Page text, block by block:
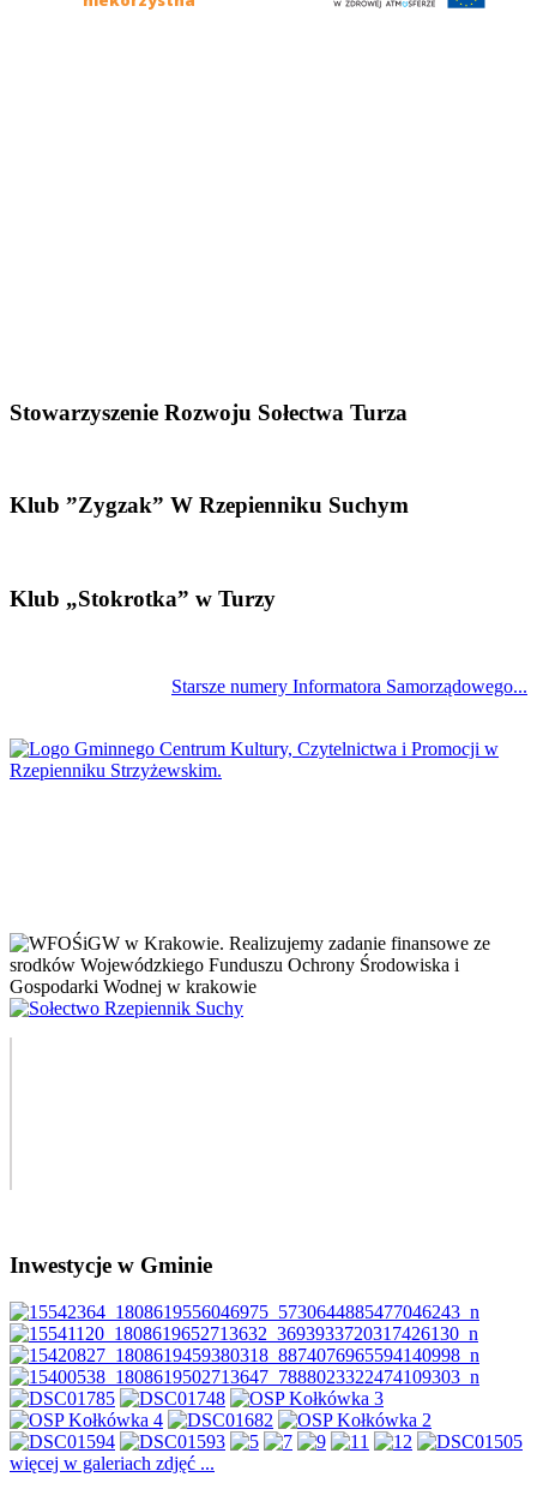
Stowarzyszenie Rozwoju Sołectwa Turza
Klub ”Zygzak” W Rzepienniku Suchym
Klub „Stokrotka” w Turzy
Starsze numery Informatora Samorządowego...
Inwestycje w Gminie
więcej w galeriach zdjęć ...